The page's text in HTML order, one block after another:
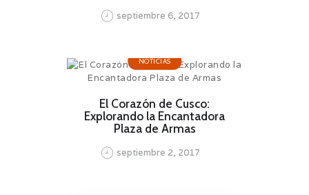
septiembre 6, 2017
NOTICIAS
El Corazón de Cusco:
Explorando la Encantadora
Plaza de Armas
septiembre 2, 2017